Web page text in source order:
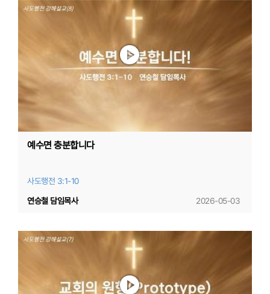
예수면 충분합니다
사도행전 3:1-10
2026-05-03
연승철 담임목사